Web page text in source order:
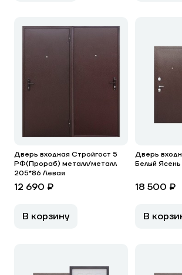
Дверь входная Стройгост 5
РФ(Прораб) металл/металл
205*86 Левая
12 690 ₽
В корзину
Дверь
Белый
18 500 ₽
В